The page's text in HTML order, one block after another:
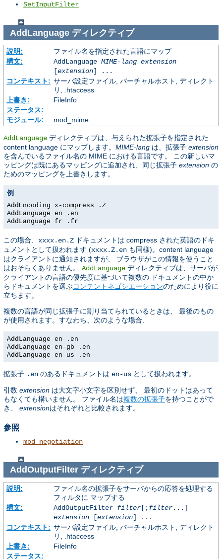
SetInputFilter
AddLanguageディレクティブ
説明:
ファイル名を指定された言語にマップ
構文:
AddLanguage MIME-lang extension
[extension] ...
コンテキスト: サーバ設定ファイル, バーチャルホスト, ディレクト
リ, .htaccess
上書き:
FileInfo
ステータス:
モジュール:
mod_mime
AddLanguage ディレクティブは、与えられた拡張子を指定された
content language にマップします。 MIME-lang は、拡張子 extension
を含んでいるファイル名の MIME における言語です。 この新しいマ
ッピングは既にあるマッピングに追加され、同じ拡張子 extension の
ためのマッピングを上書きします。
例
AddEncoding x-compress .Z
AddLanguage en .en
AddLanguage fr .fr
この場合、 xxxx.en.Z ドキュメントは compress された英語のドキ
ュメントとして扱われます (xxxx.Z.en も同様)。content language
はクライアントに通知されますが、 ブラウザがこの情報を使うこと
はおそらくありません。 AddLanguage ディレクティブは、サーバが
クライアントの言語の優先度に基づいて複数の ドキュメントの中か
らドキュメントを選ぶコンテントネゴシエーションのためにより役に
立ちます。
複数の言語が同じ拡張子に割り当てられているときは、 最後のもの
が使用されます。すなわち、次のような場合、
AddLanguage en .en
AddLanguage en-gb .en
AddLanguage en-us .en
拡張子 .en のあるドキュメントは en-us として扱われます。
引数 extension は大文字小文字を区別せず、 最初のドットはあって
もなくても構いません。 ファイル名は複数の拡張子を持つことがで
き、 extensionはそれぞれと比較されます。
参照
mod_negotiation
AddOutputFilterディレクティブ
説明:
ファイル名の拡張子をサーバからの応答を処理する
フィルタに マップする
構文:
AddOutputFilter filter[;filter...]
extension[extension] ...
コンテキスト: サーバ設定ファイル, バーチャルホスト, ディレクト
リ, .htaccess
上書き:
FileInfo
ステータス: